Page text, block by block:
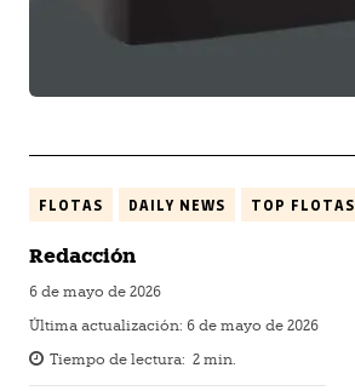
FLOTAS DAILY NEWS TOP FLOTAS
Redacción
6 de mayo de 2026
Última actualización: 6 de mayo de 2026
Tiempo de lectura: 2 min.